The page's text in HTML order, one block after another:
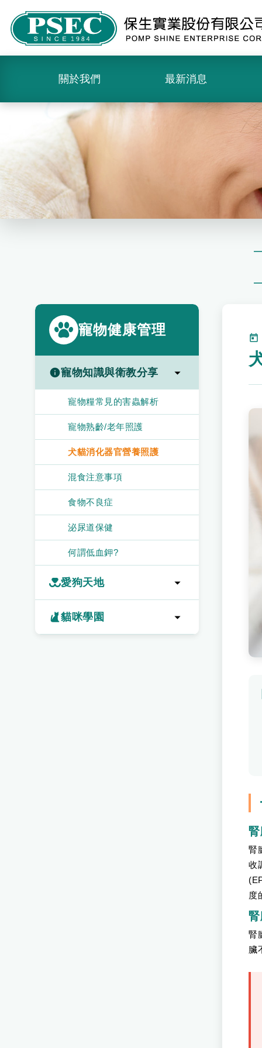
關於我們 最新消息
寵物健康管理
寵物知識與衛教分享
寵物糧常見的害蟲解析
寵物熟齡/老年照護
犬貓消化器官營養照護
混食注意事項
食物不良症
泌尿道保健
何謂低血鉀?
愛狗天地
飼料可以當做主食嗎？
如何換算狗的年齡呢？
貓咪學園
腎
收
度
腎
臟